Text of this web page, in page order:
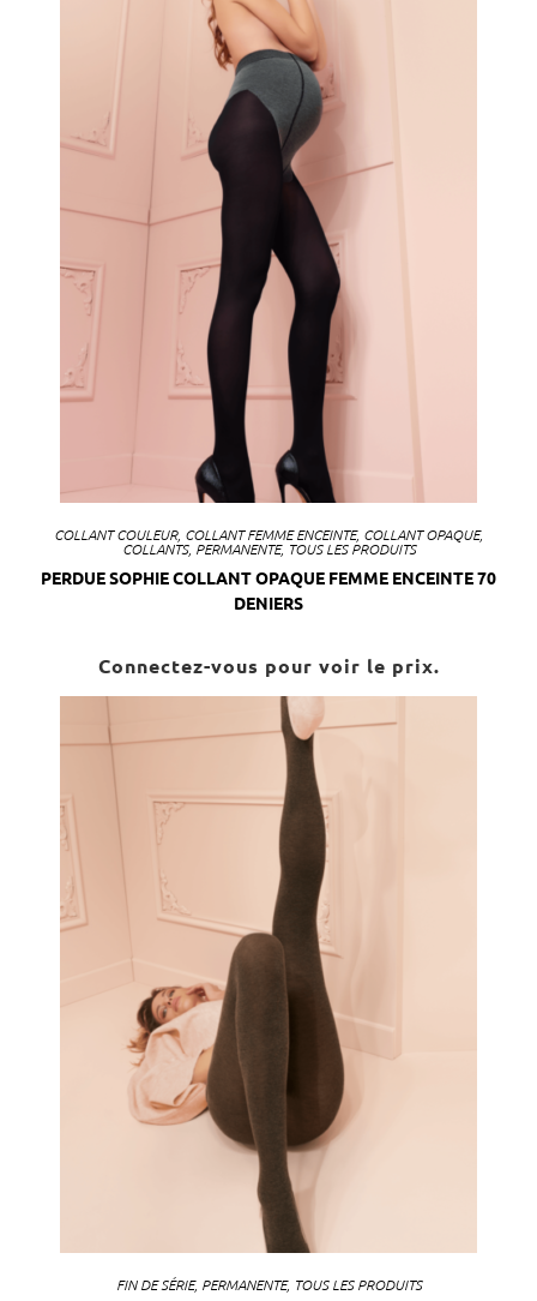
COLLANT COULEUR, COLLANT FEMME ENCEINTE, COLLANT OPAQUE,
COLLANTS, PERMANENTE, TOUS LES PRODUITS
PERDUE SOPHIE COLLANT OPAQUE FEMME ENCEINTE 70
DENIERS
Connectez-vous pour voir le prix.
FIN DE SÉRIE, PERMANENTE, TOUS LES PRODUITS